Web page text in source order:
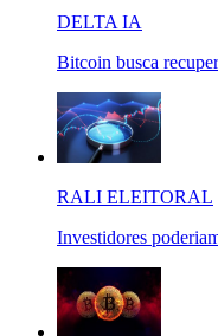
DELTA IA
Bitcoin busca
RALI ELEITORAL
Investidores